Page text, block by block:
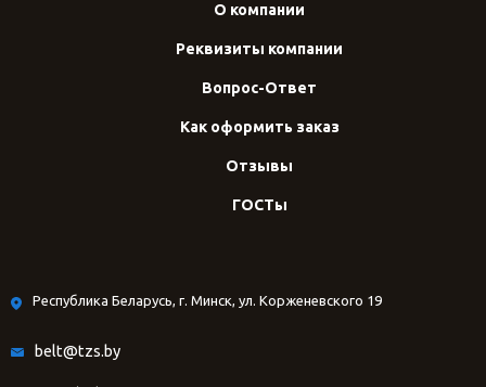
О компании
Реквизиты компании
Вопрос-Ответ
Как оформить заказ
Отзывы
ГОСТы
Республика Беларусь, г. Минск, ул. Корженевского 19
belt@tzs.by